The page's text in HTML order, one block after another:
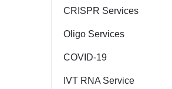
CRISPR Services
Oligo Services
COVID-19
IVT RNA Service